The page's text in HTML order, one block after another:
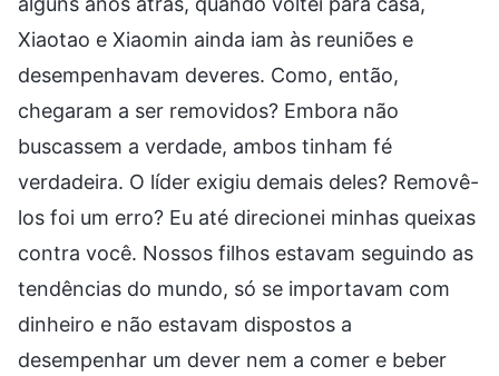
Xiaotao e Xiaomin ainda iam às reuniões e
desempenhavam deveres. Como, então,
chegaram a ser removidos? Embora não
buscassem a verdade, ambos tinham fé
verdadeira. O líder exigiu demais deles? Removê-
los foi um erro? Eu até direcionei minhas queixas
contra você. Nossos filhos estavam seguindo as
tendências do mundo, só se importavam com
dinheiro e não estavam dispostos a
desempenhar um dever nem a comer e beber